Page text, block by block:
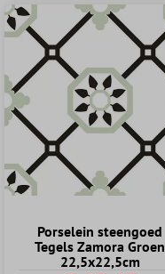
Porselein steengoed
Tegels Zamora Groen
22,5x22,5cm